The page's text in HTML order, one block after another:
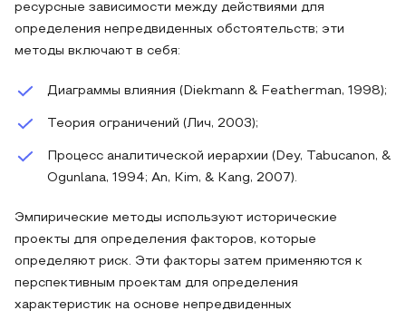
ресурсные зависимости между действиями для
определения непредвиденных обстоятельств; эти
методы включают в себя:
Диаграммы влияния (Diekmann & Featherman, 1998);
Теория ограничений (Лич, 2003);
Процесс аналитической иерархии (Dey, Tabucanon, &
Ogunlana, 1994; An, Kim, & Kang, 2007).
Эмпирические методы используют исторические
проекты для определения факторов, которые
определяют риск. Эти факторы затем применяются к
перспективным проектам для определения
характеристик на основе непредвиденных